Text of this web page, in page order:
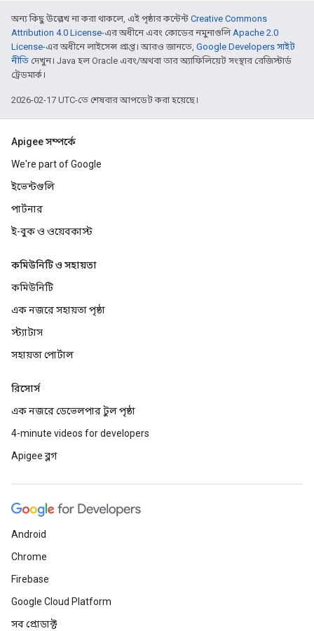
অন্য কিছু উল্লেখ না করা থাকলে, এই পৃষ্ঠার কন্টেন্ট Creative Commons
Attribution 4.0 License-এর অধীনে এবং কোডের নমুনাগুলিApache 2.0
License-এর অধীনে লাইসেন্স প্রাপ্ত। আরও জানতে, Google Developers সাইট
নীতি দেখুন। Java হল Oracle এবং/অথবা তার অ্যাফিলিয়েট সংস্থার রেজিস্টার্ড
ট্রেডমার্ক।
2026-02-17 UTC-তে শেষবার আপডেট করা হয়েছে।
Apigee সম্পর্কে
We're part of Google
ইভেন্টগুলি
পার্টনার
ই-বুক ও ওয়েবকাস্ট
কমিউনিটি ও সহায়তা
কমিউনিটি
এক নজরে সহায়তা পৃষ্ঠা
স্ট্যাটাস
সহায়তা পোর্টাল
রিসোর্স
এক নজরে ডেভেলপার টুল পৃষ্ঠা
4-minute videos for developers
Apigee ব্লগ
Android
Chrome
Firebase
Google Cloud Platform
সব প্রোডাক্ট